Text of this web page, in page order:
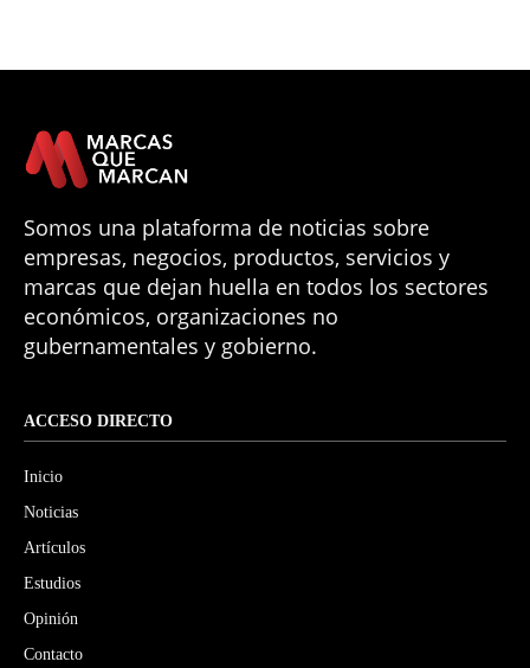
Somos una plataforma de noticias sobre
empresas, negocios, productos, servicios y
marcas que dejan huella en todos los sectores
económicos, organizaciones no
gubernamentales y gobierno.
ACCESO DIRECTO
Inicio
Noticias
Artículos
Estudios
Opinión
Contacto